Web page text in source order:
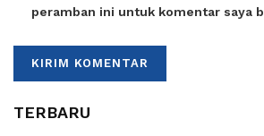
peramban ini untuk komentar saya
TERBARU